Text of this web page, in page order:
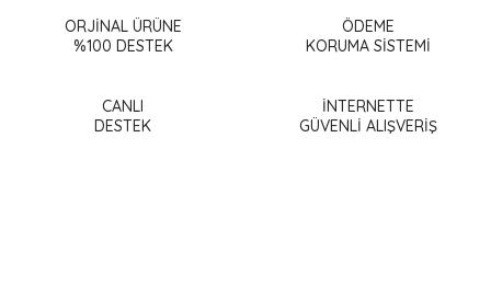
Görüş ve önerileriniz için teşekkür ederiz.
Ürün açıklamasında eksik bilgiler bulunuyor.
Ürün bilgilerinde hatalar bulunuyor.
ORJİNAL ÜRÜNE
%100 DESTEK
ÖDEME
KORUMA SİSTEMİ
CANLI
DESTEK
İNTERNETTE
GÜVENLİ ALIŞVERİŞ